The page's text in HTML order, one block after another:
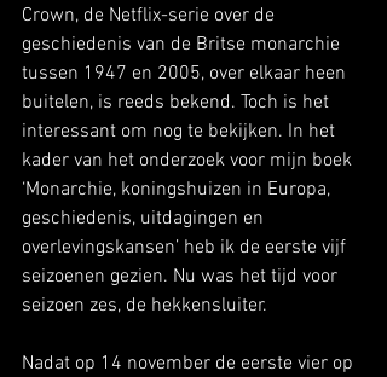
Crown, de Netflix-serie over de
geschiedenis van de Britse monarchie
tussen 1947 en 2005, over elkaar heen
buitelen, is reeds bekend. Toch is het
interessant om nog te bekijken. In het
kader van het onderzoek voor mijn boek
‘Monarchie, koningshuizen in Europa,
geschiedenis, uitdagingen en
overlevingskansen’ heb ik de eerste vijf
seizoenen gezien. Nu was het tijd voor
seizoen zes, de hekkensluiter.
Nadat op 14 november de eerste vier op